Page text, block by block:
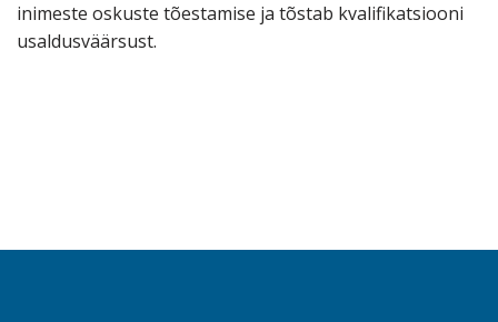
inimeste oskuste tõestamise ja tõstab kvalifikatsiooni
usaldusväärsust.